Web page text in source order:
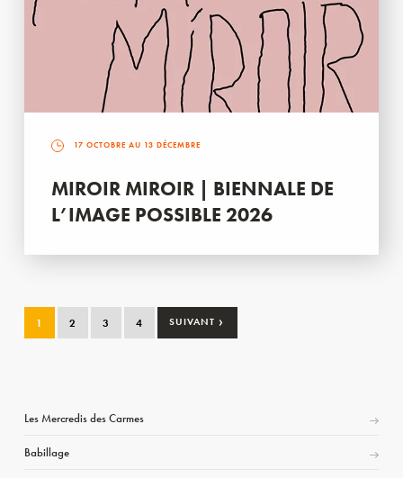
17 OCTOBRE AU 13 DÉCEMBRE
MIROIR MIROIR | BIENNALE DE
L’IMAGE POSSIBLE 2026
1 2 3 4 SUIVANT ›
Les Mercredis des Carmes
Babillage